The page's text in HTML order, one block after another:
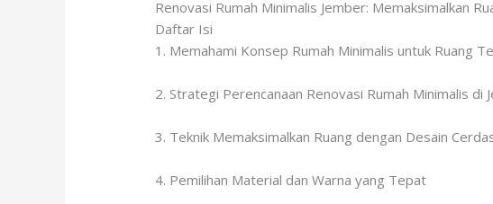
Renovasi Rumah Minimalis Jember: Memaksimalkan
Daftar Isi
1. Memahami Konsep Rumah Minimalis untuk Ruang
2. Strategi Perencanaan Renovasi Rumah Minimalis di
3. Teknik Memaksimalkan Ruang dengan Desain
4. Pemilihan Material dan Warna yang Tepat